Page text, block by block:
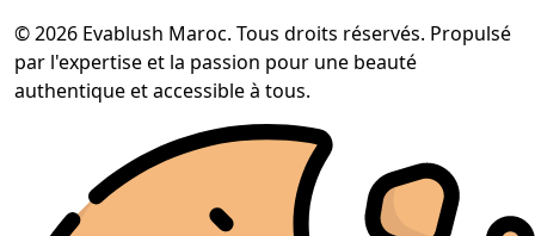
© 2026 Evablush Maroc. Tous droits réservés. Propulsé
par l'expertise et la passion pour une beauté
authentique et accessible à tous.